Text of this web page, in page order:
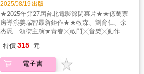
冠軍暢銷書。亞馬遜最佳人物傳記與回憶
錄： 台裔導演朱浩偉親撰，具啟發性與創造
力，如電影運鏡般細膩行文，如說書般娓娓道
來，幽默風趣，精采絕倫。2. 新世代好萊塢代
響力人物： 朱浩偉獲《時代》雜誌評選為全
球百大影響人物，《好萊塢報導》評選為百大
影響人物，《Variety》綜藝評選為好萊塢新領
雄》後，以男子氣概和肌肉為招牌的動作電影
從此不再是娛樂片的霸主。直到2010年《浴血
任務》成為賣座電影，以及網路迷因的風行，
這些老牌巨星才有了新時代的面貌。作者從
製作過程與八位巨星的崛起、掙扎與重生，內
容有笑、有荒謬也有衝突，帶大家重溫拳拳到
肉、不靠電腦特效的動作片年代。
高松豐次郎便放映日俄戰爭場景的電影，傳達
日本的強大。1907年高松豐次郎為宣傳總督府
的政績而拍攝《台灣實況介紹》，影片雖已佚
失，但透過《台灣日日新報》可看到殖民者眼
中的台灣。影像是視覺的呈現，隨著日本國內
論是影像或博覽會，原住民始終是被高壓觀看
的焦點。 1910年代，台北電影常設館僅芳
2025/08/19 出版
★2025年第27屆台北電影節閉幕片★★億萬票
房導演姜瑞智最新鉅作★★牧森、劉育仁、余
杰恩｜領銜主演★青春╳敢鬥╳音樂╳動作挑
照與幕後花絮｜電影《進行曲》由《角頭》系
列導演姜瑞智，聯手《痞子英雄》編劇陳慧
如、《聽見歌再唱》監製陳鴻元、金獎電影配
特價 315 元
電子書